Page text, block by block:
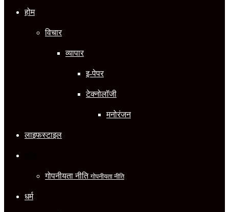
होम
विचार
व्यापार
इ-पेपर
टेक्नोलॉजी
मनोरंजन
लाइफस्टाइल
गोपनीयता नीतिगोपनीयता नीति
धर्म